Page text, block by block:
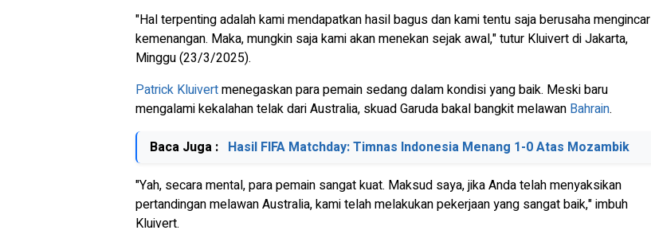
"Hal terpenting adalah kami mendapatkan hasil bagus dan kami tentu saja berusaha mengincar
kemenangan. Maka, mungkin saja kami akan menekan sejak awal," tutur Kluivert di Jakarta,
Minggu (23/3/2025).
Patrick Kluivertmenegaskan para pemain sedang dalam kondisi yang baik. Meski baru
mengalami kekalahan telak dari Australia, skuad Garuda bakal bangkit melawan Bahrain.
Baca Juga : Hasil FIFA Matchday: Timnas Indonesia Menang 1-0 Atas Mozambik
"Yah, secara mental, para pemain sangat kuat. Maksud saya, jika Anda telah menyaksikan
pertandingan melawan Australia, kami telah melakukan pekerjaan yang sangat baik," imbuh
Kluivert.